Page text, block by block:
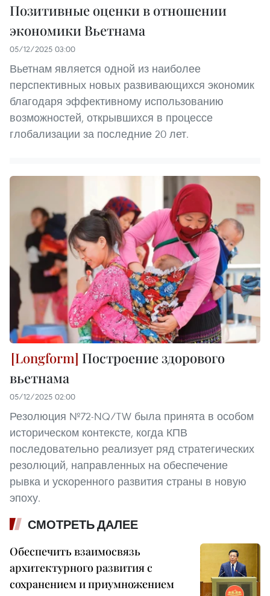
Позитивные оценки в отношении
экономики Вьетнама
05/12/2025 03:00
Вьетнам является одной из наиболее
перспективных новых развивающихся экономик
благодаря эффективному использованию
возможностей, открывшихся в процессе
глобализации за последние 20 лет.
Построение здорового
вьетнама
05/12/2025 02:00
Резолюция №72-NQ/TW была принята в особом
историческом контексте, когда КПВ
последовательно реализует ряд стратегических
резолюций, направленных на обеспечение
рывка и ускоренного развития страны в новую
эпоху.
СМОТРЕТЬ ДАЛЕЕ
Обеспечить взаимосвязь
архитектурного развития с
сохранением и приумножением